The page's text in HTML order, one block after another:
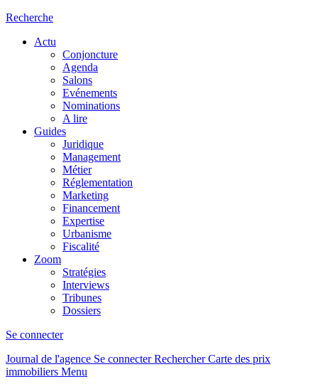
Recherche
Actu
Conjoncture
Agenda
Salons
Evénements
Nominations
A lire
Guides
Juridique
Management
Métier
Réglementation
Marketing
Financement
Expertise
Urbanisme
Fiscalité
Zoom
Stratégies
Interviews
Tribunes
Dossiers
Se connecter
Journal de l'agence Se connecterRechercher Carte des prix
immobiliers Menu